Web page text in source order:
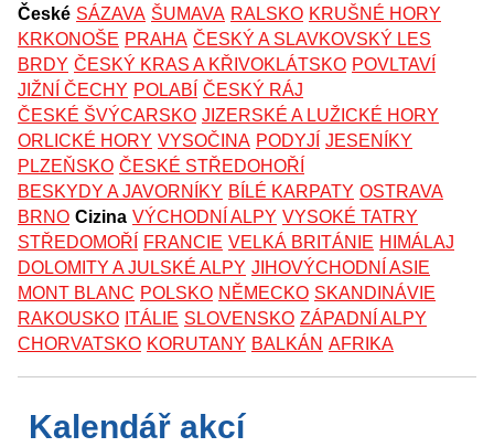
České SÁZAVA ŠUMAVA RALSKO KRUŠNÉ HORY
KRKONOŠE PRAHA ČESKÝ A SLAVKOVSKÝ LES
BRDY ČESKÝ KRAS A KŘIVOKLÁTSKO POVLTAVÍ
JIŽNÍ ČECHY POLABÍ ČESKÝ RÁJ
ČESKÉ ŠVÝCARSKO JIZERSKÉ A LUŽICKÉ HORY
ORLICKÉ HORY VYSOČINA PODYJÍ JESENÍKY
PLZEŇSKO ČESKÉ STŘEDOHOŘÍ
BESKYDY A JAVORNÍKY BÍLÉ KARPATY OSTRAVA
BRNO Cizina VÝCHODNÍ ALPY VYSOKÉ TATRY
STŘEDOMOŘÍ
FRANCIE VELKÁ BRITÁNIE HIMÁLAJ
DOLOMITY A JULSKÉ ALPY JIHOVÝCHODNÍ ASIE
MONT BLANC POLSKO NĚMECKO SKANDINÁVIE
RAKOUSKO ITÁLIE SLOVENSKO ZÁPADNÍ ALPY
CHORVATSKO KORUTANY BALKÁN AFRIKA
Kalendář akcí